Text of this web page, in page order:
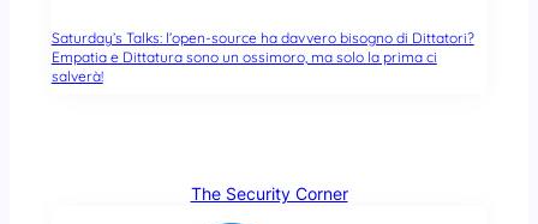
Saturday’s Talks: l’open-source ha davvero bisogno di Dittatori?
Empatia e Dittatura sono un ossimoro, ma solo la prima ci
salverà!
The Security Corner